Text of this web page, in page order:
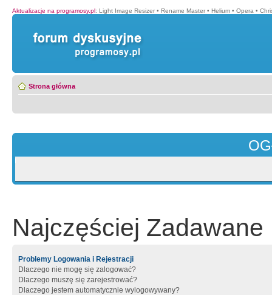
Aktualizacje na programosy.pl: Light Image Resizer • Rename Master • Helium • Opera •
Strona główna
Najczęściej Zadawane
Problemy Logowania i Rejestracji
Dlaczego nie mogę się zalogować?
Dlaczego muszę się zarejestrować?
Dlaczego jestem automatycznie wylogowywany?